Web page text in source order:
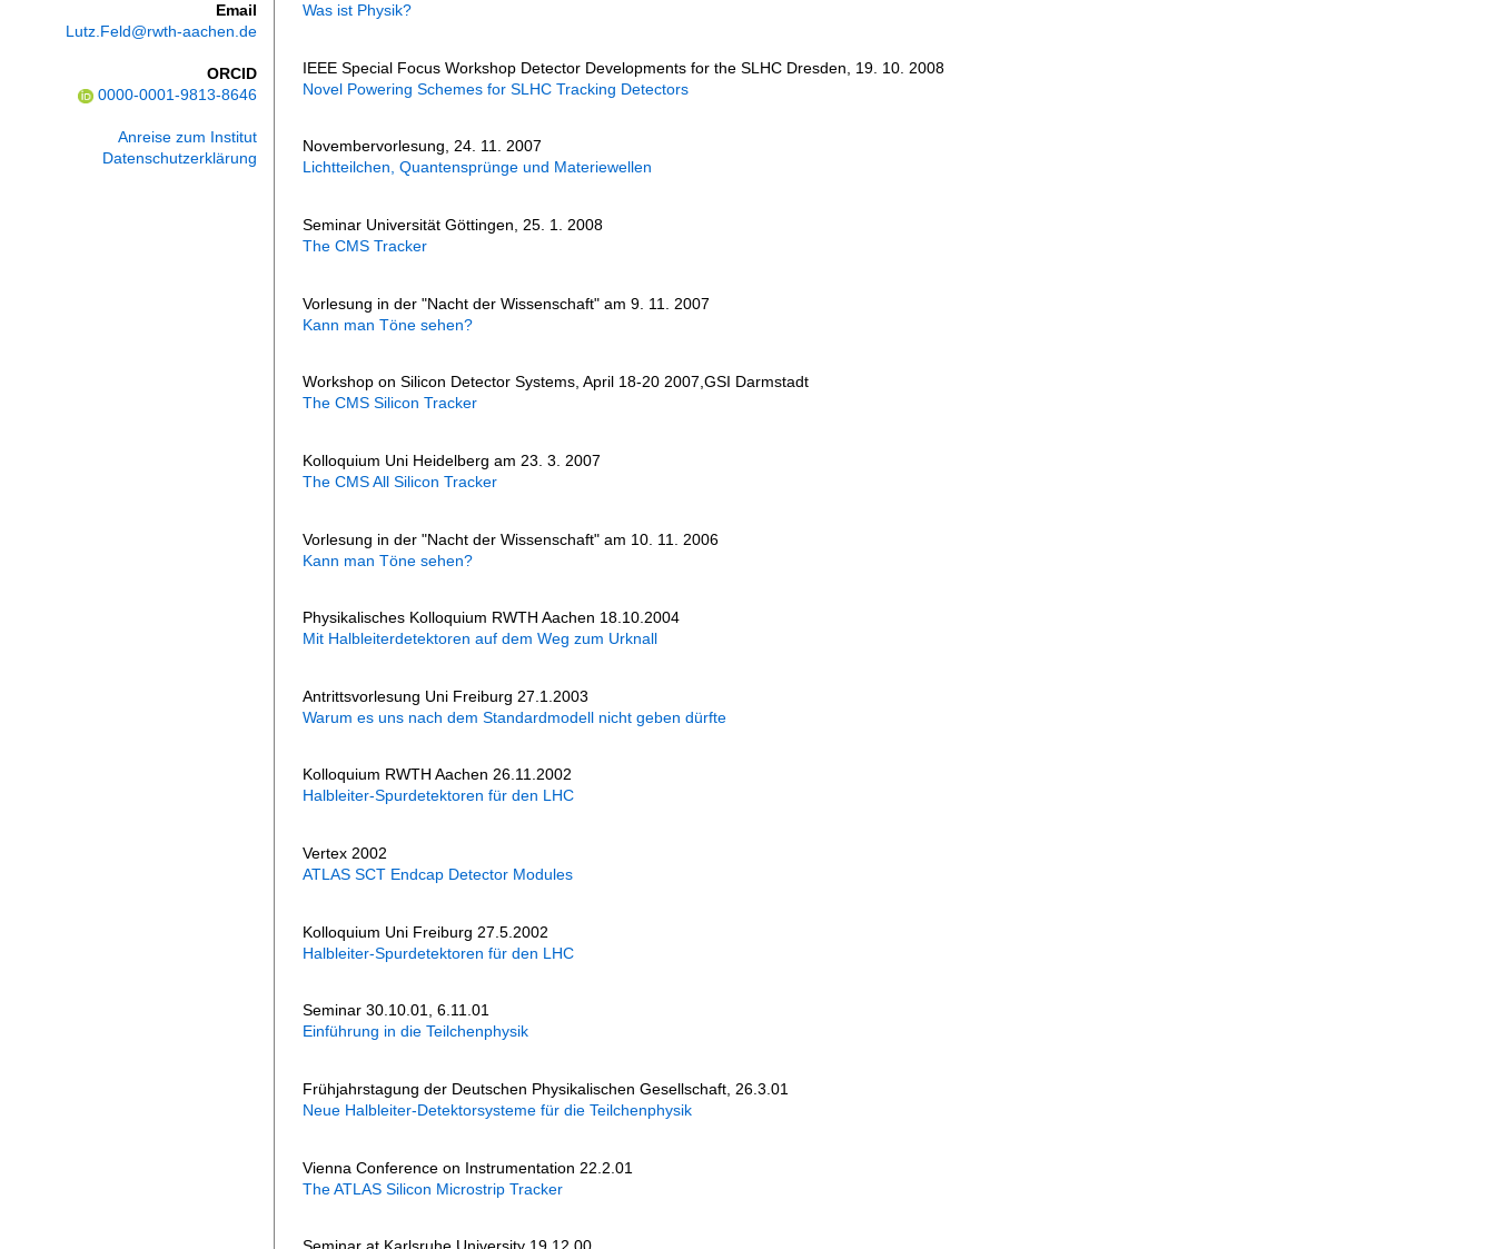
Was ist Physik?
IEEE Special Focus Workshop Detector Developments for the SLHC Dresden, 19. 10. 2008
Novel Powering Schemes for SLHC Tracking Detectors
Novembervorlesung, 24. 11. 2007
Lichtteilchen, Quantensprünge und Materiewellen
Seminar Universität Göttingen, 25. 1. 2008
The CMS Tracker
Vorlesung in der "Nacht der Wissenschaft" am 9. 11. 2007
Kann man Töne sehen?
Workshop on Silicon Detector Systems, April 18-20 2007,GSI Darmstadt
The CMS Silicon Tracker
Kolloquium Uni Heidelberg am 23. 3. 2007
The CMS All Silicon Tracker
Vorlesung in der "Nacht der Wissenschaft" am 10. 11. 2006
Kann man Töne sehen?
Physikalisches Kolloquium RWTH Aachen 18.10.2004
Mit Halbleiterdetektoren auf dem Weg zum Urknall
Antrittsvorlesung Uni Freiburg 27.1.2003
Warum es uns nach dem Standardmodell nicht geben dürfte
Kolloquium RWTH Aachen 26.11.2002
Halbleiter-Spurdetektoren für den LHC
Vertex 2002
ATLAS SCT Endcap Detector Modules
Kolloquium Uni Freiburg 27.5.2002
Halbleiter-Spurdetektoren für den LHC
Seminar 30.10.01, 6.11.01
Einführung in die Teilchenphysik
Frühjahrstagung der Deutschen Physikalischen Gesellschaft, 26.3.01
Neue Halbleiter-Detektorsysteme für die Teilchenphysik
Vienna Conference on Instrumentation 22.2.01
The ATLAS Silicon Microstrip Tracker